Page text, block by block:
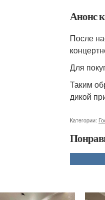
Анонс
После
Для
Таким
дикой
Категории: